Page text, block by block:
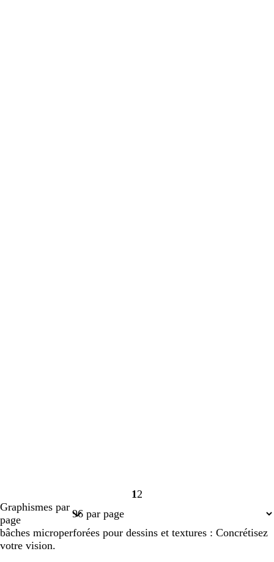
Page
1 Page
2
Graphismes par
page
bâches microperforées pour dessins et textures : Concrétisez
votre vision.